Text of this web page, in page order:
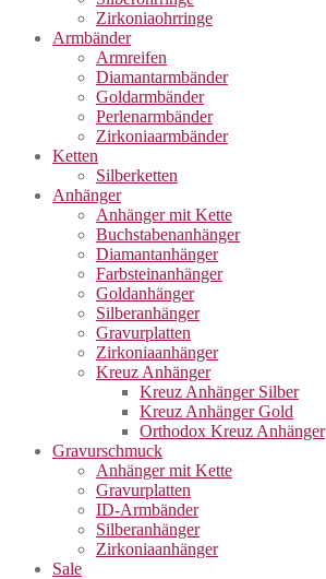
Zirkoniaohrringe
Armbänder
Armreifen
Diamantarmbänder
Goldarmbänder
Perlenarmbänder
Zirkoniaarmbänder
Ketten
Silberketten
Anhänger
Anhänger mit Kette
Buchstabenanhänger
Diamantanhänger
Farbsteinanhänger
Goldanhänger
Silberanhänger
Gravurplatten
Zirkoniaanhänger
Kreuz Anhänger
Kreuz Anhänger Silber
Kreuz Anhänger Gold
Orthodox Kreuz Anhänger
Gravurschmuck
Anhänger mit Kette
Gravurplatten
ID-Armbänder
Silberanhänger
Zirkoniaanhänger
Sale